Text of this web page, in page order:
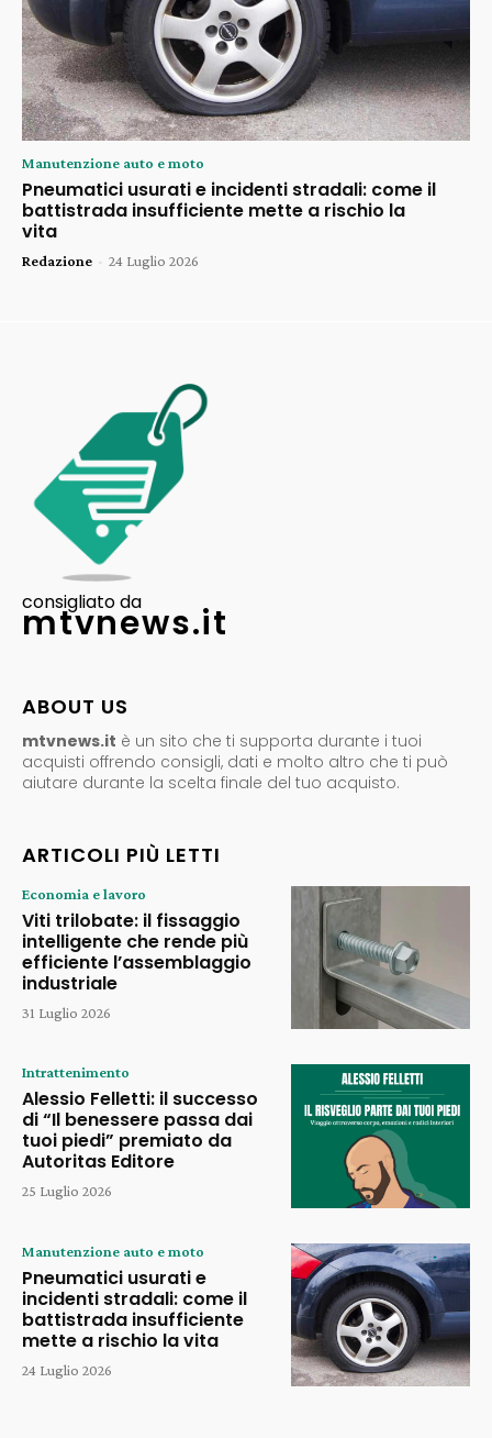
Manutenzione auto e moto
Pneumatici usurati e incidenti stradali: come il
battistrada insufficiente mette a rischio la
vita
Redazione - 24 Luglio 2026
consigliato da
mtvnews.it
ABOUT US
mtvnews.it è un sito che ti supporta durante i tuoi
acquisti offrendo consigli, dati e molto altro che ti può
aiutare durante la scelta finale del tuo acquisto.
ARTICOLI PIÙ LETTI
Economia e lavoro
Viti trilobate: il fissaggio
intelligente che rende più
efficiente l’assemblaggio
industriale
31 Luglio 2026
Intrattenimento
Alessio Felletti: il successo
di “Il benessere passa dai
tuoi piedi” premiato da
Autoritas Editore
25 Luglio 2026
Manutenzione auto e moto
Pneumatici usurati e
incidenti stradali: come il
battistrada insufficiente
mette a rischio la vita
24 Luglio 2026